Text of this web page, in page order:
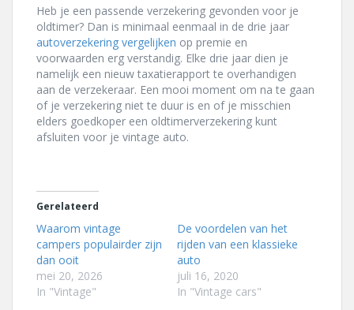
Heb je een passende verzekering gevonden voor je
oldtimer? Dan is minimaal eenmaal in de drie jaar
autoverzekering vergelijken op premie en
voorwaarden erg verstandig. Elke drie jaar dien je
namelijk een nieuw taxatierapport te overhandigen
aan de verzekeraar. Een mooi moment om na te gaan
of je verzekering niet te duur is en of je misschien
elders goedkoper een oldtimerverzekering kunt
afsluiten voor je vintage auto.
Gerelateerd
Waarom vintage
campers populairder zijn
dan ooit
mei 20, 2026
In "Vintage"
De voordelen van het
rijden van een klassieke
auto
juli 16, 2020
In "Vintage cars"